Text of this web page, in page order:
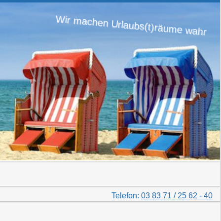
Wir machen Urlaubs(t)räume wahr
Telefon: 03 83 71 / 25 62 - 40